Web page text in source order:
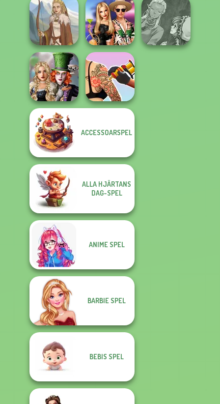
Wednesday's
Breakup
Handbook
Manga Creator -
Rebels Page 2
Paws & Pals
Diner
Viking Woman
BFFs' Birthday
Bash For Babs
Alice and
Friends:
Enchanted W...
Tattoo Master 3D:
ACCESSOARSPEL
ALLA HJÄRTANS
DAG-SPEL
ANIME SPEL
BARBIE SPEL
BEBIS SPEL